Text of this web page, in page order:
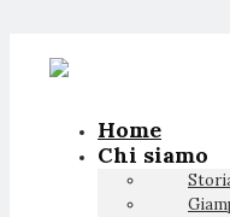
Home
Chi siamo